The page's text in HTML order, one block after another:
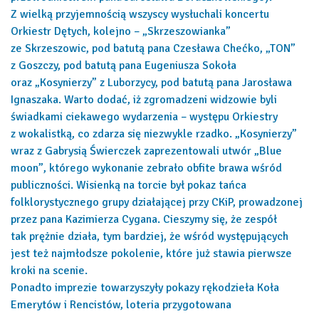
Z wielką przyjemnością wszyscy wysłuchali koncertu
Orkiestr Dętych, kolejno – „Skrzeszowianka”
ze Skrzeszowic, pod batutą pana Czesława Chećko, „TON”
z Goszczy, pod batutą pana Eugeniusza Sokoła
oraz „Kosynierzy” z Luborzycy, pod batutą pana Jarosława
Ignaszaka. Warto dodać, iż zgromadzeni widzowie byli
świadkami ciekawego wydarzenia – występu Orkiestry
z wokalistką, co zdarza się niezwykle rzadko. „Kosynierzy”
wraz z Gabrysią Świerczek zaprezentowali utwór „Blue
moon”, którego wykonanie zebrało obfite brawa wśród
publiczności. Wisienką na torcie był pokaz tańca
folklorystycznego grupy działającej przy CKiP, prowadzonej
przez pana Kazimierza Cygana. Cieszymy się, że zespół
tak prężnie działa, tym bardziej, że wśród występujących
jest też najmłodsze pokolenie, które już stawia pierwsze
kroki na scenie.
Ponadto imprezie towarzyszyły pokazy rękodzieła Koła
Emerytów i Rencistów, loteria przygotowana